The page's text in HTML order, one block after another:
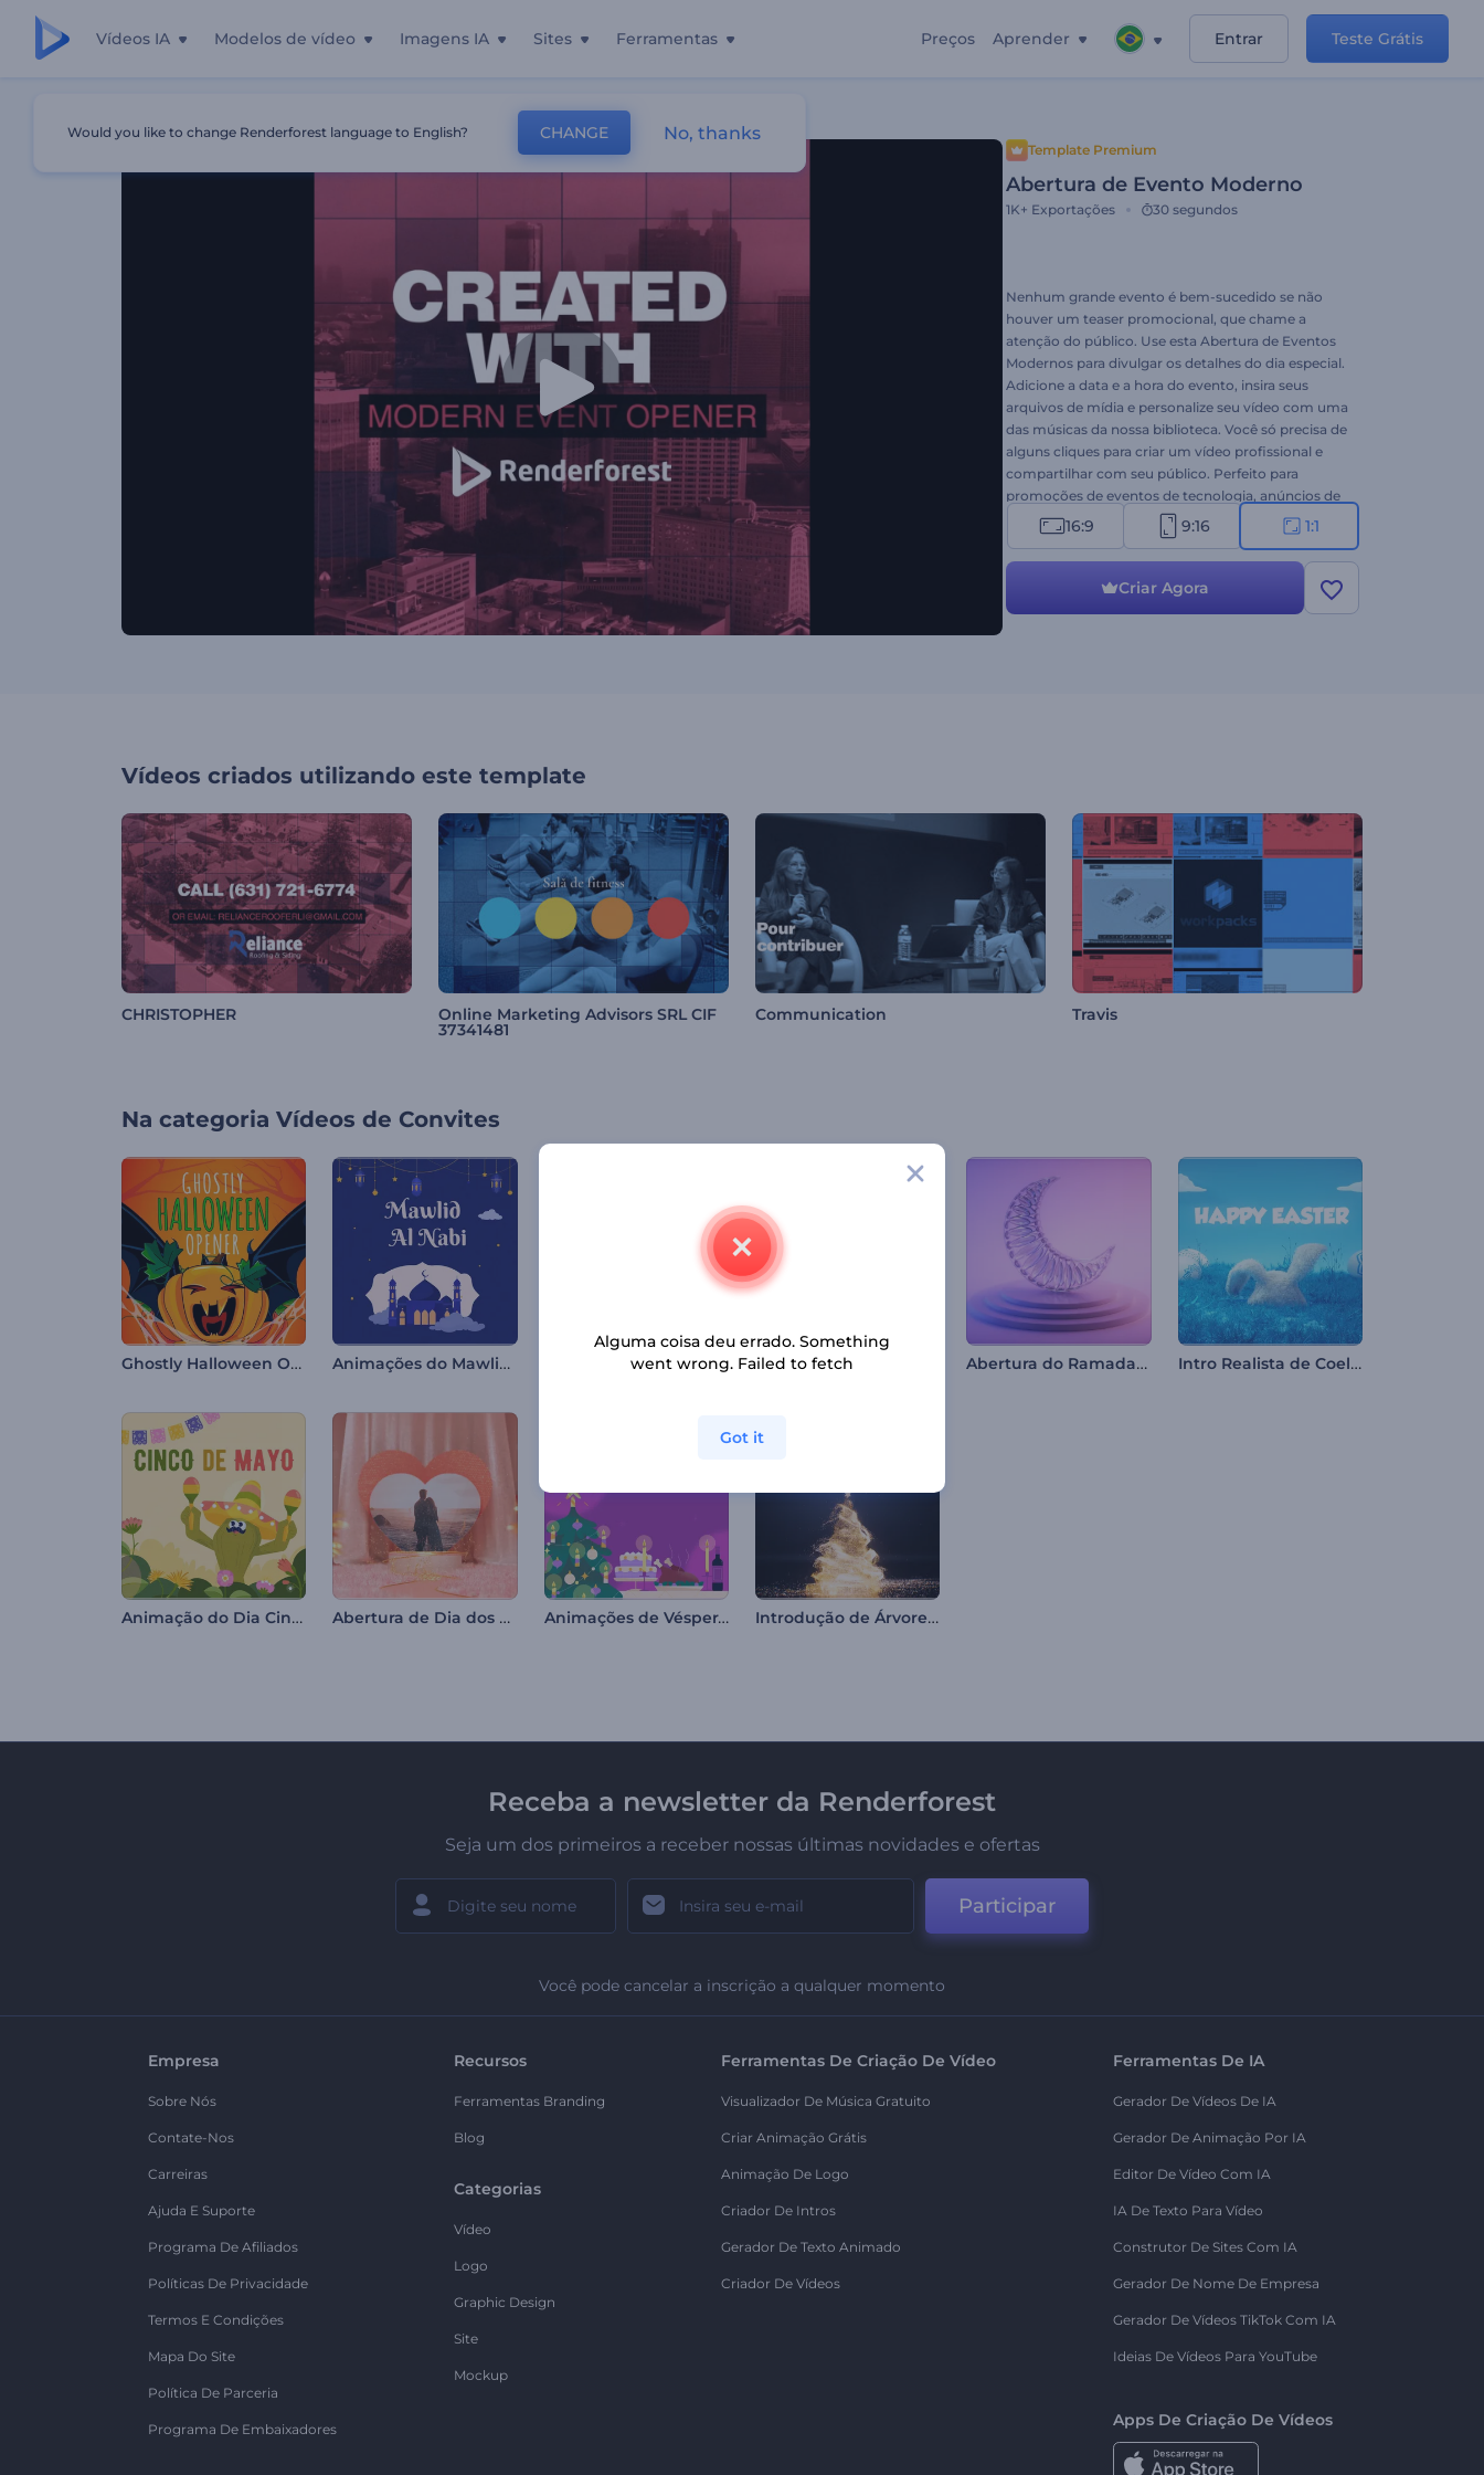
Vídeos IA Modelos de vídeo Imagens IA Sites Ferramentas Preços Aprender Entrar Teste Grátis
Template Premium
Abertura de Evento Moderno
1K+ Exportações 30 segundos
Nenhum grande evento é bem-sucedido se não
houver um teaser promocional, que chame a
atenção do público. Use esta Abertura de Eventos
Modernos para divulgar os detalhes do dia especial.
Adicione a data e a hora do evento, insira seus
arquivos de mídia e personalize seu vídeo com uma
das músicas da nossa biblioteca. Você só precisa de
alguns cliques para criar um vídeo profissional e
compartilhar com seu público. Perfeito para
promoções de eventos de tecnologia, anúncios de
conferências, teasers de eventos de negócios,
aberturas de apresentações e muito mais.
Experimente agora mesmo!
16:9 9:16 1:1
Criar Agora
Vídeos criados utilizando este template
CHRISTOPHER Online Marketing Advisors SRL CIF
37341481
Communication Travis
Na categoria Vídeos de Convites
Ghostly Halloween Opener Animações do Mawlid al-Nabi Celebração do Ano Novo Chinês Abertura do Ramadan com Cristal Intro Realista de Coelhinho da Páscoa
Animação do Dia Cinco de Mayo Abertura de Dia dos Namorados Animações de Véspera de Natal Introdução de Árvore com Partículas Brilhantes
Receba a newsletter da Renderforest
Seja um dos primeiros a receber nossas últimas novidades e ofertas
Participar
Você pode cancelar a inscrição a qualquer momento
Empresa
Sobre Nós
Contate-Nos
Carreiras
Ajuda E Suporte
Programa De Afiliados
Políticas De Privacidade
Termos E Condições
Mapa Do Site
Política De Parceria
Programa De Embaixadores
Recursos
Ferramentas Branding
Blog
Categorias
Vídeo
Logo
Graphic Design
Site
Mockup
Ferramentas De Criação De Vídeo
Visualizador De Música Gratuito
Criar Animação Grátis
Animação De Logo
Criador De Intros
Gerador De Texto Animado
Criador De Vídeos
Ferramentas De IA
Gerador De Vídeos De IA
Gerador De Animação Por IA
Editor De Vídeo Com IA
IA De Texto Para Vídeo
Construtor De Sites Com IA
Gerador De Nome De Empresa
Gerador De Vídeos TikTok Com IA
Ideias De Vídeos Para YouTube
Apps De Criação De Vídeos
Would you like to change Renderforest language to English? CHANGE No, thanks
Alguma coisa deu errado. Something
went wrong. Failed to fetch
Got it